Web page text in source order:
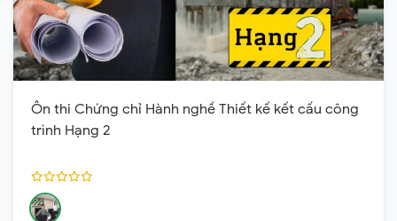
Ôn thi Chứng chỉ Hành nghề Thiết kế kết cấu công
trình Hạng 2